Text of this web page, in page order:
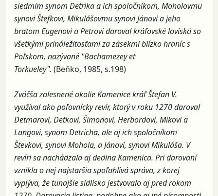
siedmim synom Detrika a ich spoločníkom, Moholovmu
synovi Štefkovi, Mikulášovmu synovi Jánovi a jeho
bratom Eugenovi a Petrovi daroval kráľovské loviská so
všetkými prináležitosťami za zásekmi blízko hraníc s
Poľskom, nazývané "Bachamezey et
Torkueley". (Beňko, 1985, s.198)
Zväčša zalesnené okolie Kamenice kráľ Štefan V.
využíval ako poľovnícky revír, ktorý v roku 1270 daroval
Detmarovi, Detkovi, Šimonovi, Herbordovi, Mikovi a
Langovi, synom Detricha, ale aj ich spoločníkom
Števkovi, synovi Mohola, a Jánovi, synovi Mikuláša. V
revíri sa nachádzala aj dedina Kamenica. Pri darovaní
vznikla o nej najstaršia spoľahlivá správa, z korej
vyplýva, že tunajšie sídlisko jestvovalo aj pred rokom